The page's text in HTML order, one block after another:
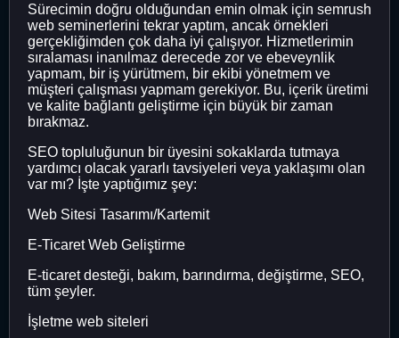
Sürecimin doğru olduğundan emin olmak için semrush
web seminerlerini tekrar yaptım, ancak örnekleri
gerçekliğimden çok daha iyi çalışıyor. Hizmetlerimin
sıralaması inanılmaz derecede zor ve ebeveynlik
yapmam, bir iş yürütmem, bir ekibi yönetmem ve
müşteri çalışması yapmam gerekiyor. Bu, içerik üretimi
ve kalite bağlantı geliştirme için büyük bir zaman
bırakmaz.
SEO topluluğunun bir üyesini sokaklarda tutmaya
yardımcı olacak yararlı tavsiyeleri veya yaklaşımı olan
var mı? İşte yaptığımız şey:
Web Sitesi Tasarımı/Kartemit
E-Ticaret Web Geliştirme
E-ticaret desteği, bakım, barındırma, değiştirme, SEO,
tüm şeyler.
İşletme web siteleri